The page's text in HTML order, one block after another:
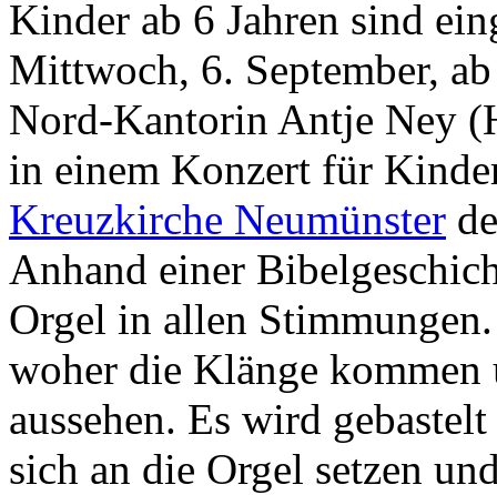
Kinder ab 6 Jahren sind
Mittwoch, 6. September,
Nord-Kantorin Antje Ney
in einem Konzert für
Kreuzkirche Neumünster
Anhand einer
Orgel in allen
woher die Klänge
aussehen. Es wird
sich an die Orgel setzen